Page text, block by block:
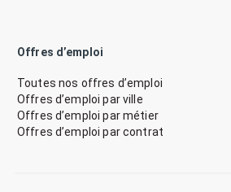
Offres d’emploi
Toutes nos offres d’emploi
Offres d’emploi par ville
Offres d’emploi par métier
Offres d’emploi par contrat